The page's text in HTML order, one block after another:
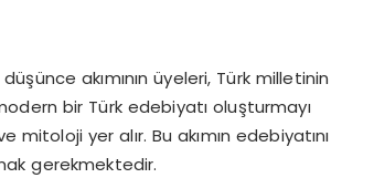
akımının üyeleri, Türk milletinin
bir Türk edebiyatı oluşturmayı
mitoloji yer alır. Bu akımın edebiyatını
gerekmektedir.